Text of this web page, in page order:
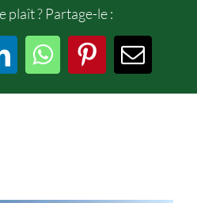
plaît ? Partage-le :
WhatsApp
Pinterest
Email